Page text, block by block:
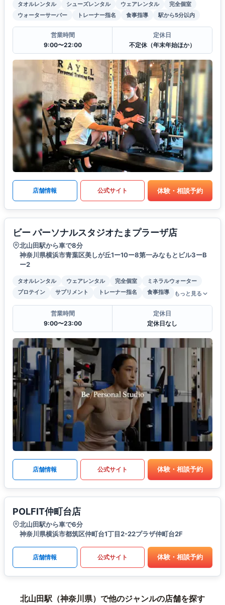
タオルレンタル シューズレンタル ウェアレンタル
完全個室
ウォーターサーバー
トレーナー指名 食事指導 駅から5分以内
営業時間
9:00〜22:00
定休日
不定休（年末年始ほか）
店舗情報 公式サイト 体験・相談予約
ビー パーソナルスタジオたまプラーザ店
北山田駅から車で8分
神奈川県横浜市青葉区美しが丘1ー10ー8第一みなもとビル3ーB
ー2
タオルレンタル ウェアレンタル 完全個室
ミネラルウォーター
プロテイン
サプリメント トレーナー指名 食事指導 もっと見る
営業時間
9:00〜23:00
定休日
定休日なし
店舗情報 公式サイト 体験・相談予約
POLFIT仲町台店
北山田駅から車で6分
神奈川県横浜市都筑区仲町台1丁目2-22プラザ仲町台2F
店舗情報 公式サイト 体験・相談予約
北山田駅（神奈川県）で他のジャンルの店舗を探す